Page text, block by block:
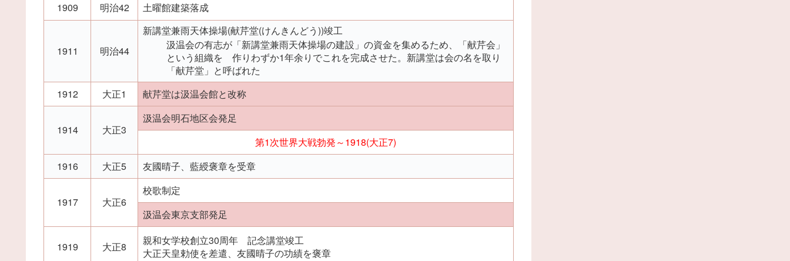
1909
明治42 土曜館建築落成
1911 明治44
新講堂兼雨天体操場(献芹堂(けんきんどう))竣工
汲温会の有志が「新講堂兼雨天体操場の建設」の資金を集めるため、「献芹会」
という組織を 作りわずか1年余りでこれを完成させた。新講堂は会の名を取り
「献芹堂」と呼ばれた
1912
大正1 献芹堂は汲温会館と改称
1914 大正3
汲温会明石地区会発足
第1次世界大戦勃発～1918(大正7)
1916
大正5 友國晴子、藍綬褒章を受章
1917 大正6
校歌制定
汲温会東京支部発足
1919 大正8
親和女学校創立30周年 記念講堂竣工
大正天皇勅使を差遣、友國晴子の功績を褒章